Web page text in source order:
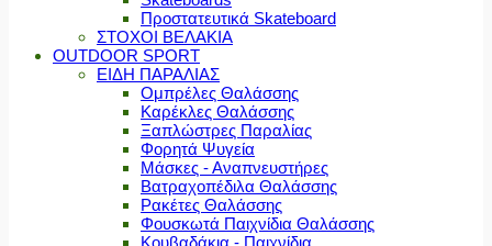
Προστατευτικά Skateboard
ΣΤΟΧΟΙ ΒΕΛΑΚΙΑ
OUTDOOR SPORT
ΕΙΔΗ ΠΑΡΑΛΙΑΣ
Ομπρέλες Θαλάσσης
Καρέκλες Θαλάσσης
Ξαπλώστρες Παραλίας
Φορητά Ψυγεία
Μάσκες - Αναπνευστήρες
Βατραχοπέδιλα Θαλάσσης
Ρακέτες Θαλάσσης
Φουσκωτά Παιχνίδια Θαλάσσης